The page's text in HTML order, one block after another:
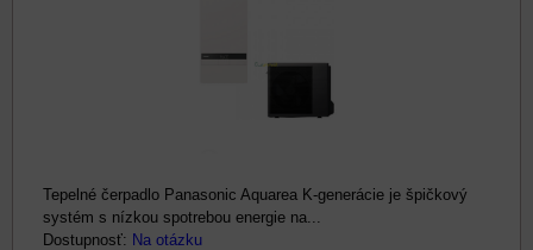
Tepelné čerpadlo Panasonic Aquarea K-generácie je špičkový
systém s nízkou spotrebou energie na...
Dostupnosť: Na otázku